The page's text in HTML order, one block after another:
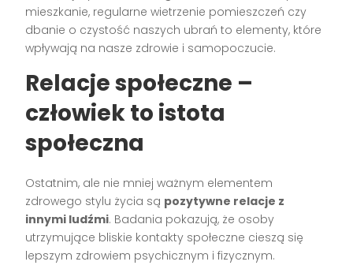
mieszkanie, regularne wietrzenie pomieszczeń czy
dbanie o czystość naszych ubrań to elementy, które
wpływają na nasze zdrowie i samopoczucie.
Relacje społeczne –
człowiek to istota
społeczna
Ostatnim, ale nie mniej ważnym elementem
zdrowego stylu życia są pozytywne relacje z
innymi ludźmi. Badania pokazują, że osoby
utrzymujące bliskie kontakty społeczne cieszą się
lepszym zdrowiem psychicznym i fizycznym.